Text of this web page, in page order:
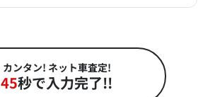
カンタン! ネット車査定!
45秒で入力完了!!